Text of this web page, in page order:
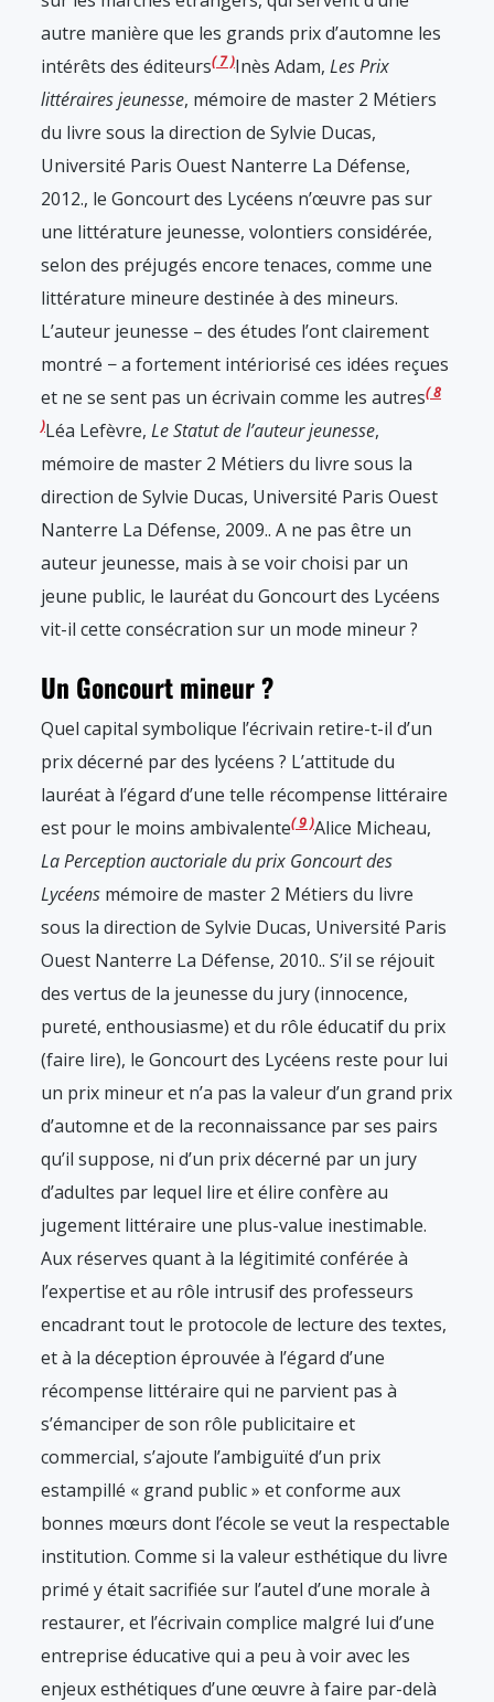
autre manière que les grands prix d’automne les
intérêts des éditeurs 7 Inès Adam, Les Prix
littéraires jeunesse, mémoire de master 2 Métiers
du livre sous la direction de Sylvie Ducas,
Université Paris Ouest Nanterre La Défense,
2012., le Goncourt des Lycéens n’œuvre pas sur
une littérature jeunesse, volontiers considérée,
selon des préjugés encore tenaces, comme une
littérature mineure destinée à des mineurs.
L’auteur jeunesse – des études l’ont clairement
montré − a fortement intériorisé ces idées reçues
et ne se sent pas un écrivain comme les autres 8
Léa Lefèvre, Le Statut de l’auteur jeunesse,
mémoire de master 2 Métiers du livre sous la
direction de Sylvie Ducas, Université Paris Ouest
Nanterre La Défense, 2009.. A ne pas être un
auteur jeunesse, mais à se voir choisi par un
jeune public, le lauréat du Goncourt des Lycéens
vit-il cette consécration sur un mode mineur ?
Un Goncourt mineur ?
Quel capital symbolique l’écrivain retire-t-il d’un
prix décerné par des lycéens ? L’attitude du
lauréat à l’égard d’une telle récompense littéraire
est pour le moins ambivalente 9 Alice Micheau,
La Perceptionauctoriale du prix Goncourt des
Lycéens mémoire de master 2 Métiers du livre
sous la direction de Sylvie Ducas, Université Paris
Ouest Nanterre La Défense, 2010.. S’il se réjouit
des vertus de la jeunesse du jury (innocence,
pureté, enthousiasme) et du rôle éducatif du prix
(faire lire), le Goncourt des Lycéens reste pour lui
un prix mineur et n’a pas la valeur d’un grand prix
d’automne et de la reconnaissance par ses pairs
qu’il suppose, ni d’un prix décerné par un jury
d’adultes par lequel lire et élire confère au
jugement littéraire une plus-value inestimable.
Aux réserves quant à la légitimité conférée à
l’expertise et au rôle intrusif des professeurs
encadrant tout le protocole de lecture des textes,
et à la déception éprouvée à l’égard d’une
récompense littéraire qui ne parvient pas à
s’émanciper de son rôle publicitaire et
commercial, s’ajoute l’ambiguïté d’un prix
estampillé « grand public » et conforme aux
bonnes mœurs dont l’école se veut la respectable
institution. Comme si la valeur esthétique du livre
primé y était sacrifiée sur l’autel d’une morale à
restaurer, et l’écrivain complice malgré lui d’une
entreprise éducative qui a peu à voir avec les
enjeux esthétiques d’une œuvre à faire par-delà